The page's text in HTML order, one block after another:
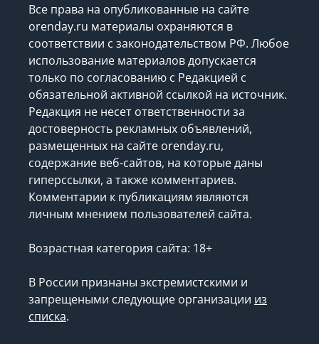
Все права на опубликованные на сайте
orenday.ru материалы охраняются в
соответствии с законодательством РФ. Любое
использование материалов допускается
только по согласованию с Редакцией с
обязательной активной ссылкой на источник.
Редакция не несет ответственности за
достоверность рекламных объявлений,
размещенных на сайте orenday.ru,
содержание веб-сайтов, на которые даны
гиперссылки, а также комментариев.
Комментарии к публикациям являются
личным мнением пользователей сайта.
Возрастная категория сайта: 18+
В России признаны экстремистскими и
запрещеными следующие организации из
списка.